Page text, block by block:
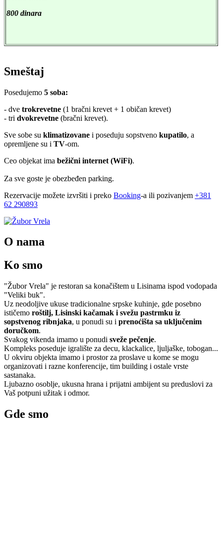
800 dinara
Smeštaj
Posedujemo 5 soba:
- dve trokrevetne (1 bračni krevet + 1 običan krevet)
- tri dvokrevetne (bračni krevet).
Sve sobe su klimatizovane i poseduju sopstveno kupatilo, a
opremljene su i TV-om.
Ceo objekat ima bežični internet (WiFi).
Za sve goste je obezbeđen parking.
Rezervacije možete izvršiti i preko Booking-a ili pozivanjem +381
62 290893
O nama
Ko smo
"Žubor Vrela" je restoran sa konačištem u Lisinama ispod vodopada
"Veliki buk".
Uz neodoljive ukuse tradicionalne srpske kuhinje, gde posebno
ističemo roštilj, Lisinski kačamak i svežu pastrmku iz
sopstvenog ribnjaka, u ponudi su i prenoćišta sa uključenim
doručkom.
Svakog vikenda imamo u ponudi sveže pečenje.
Kompleks poseduje igralište za decu, klackalice, ljuljaške, tobogan...
U okviru objekta imamo i prostor za proslave u kome se mogu
organizovati i razne konferencije, tim building i ostale vrste
sastanaka.
Ljubazno osoblje, ukusna hrana i prijatni ambijent su preduslovi za
Vaš potpuni užitak i odmor.
Gde smo